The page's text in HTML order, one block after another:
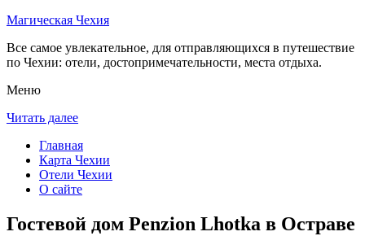
Магическая Чехия
Все самое увлекательное, для отправляющихся в путешествие
по Чехии: отели, достопримечательности, места отдыха.
Меню
Читать далее
Главная
Карта Чехии
Отели Чехии
О сайте
Гостевой дом Penzion Lhotka в Остраве